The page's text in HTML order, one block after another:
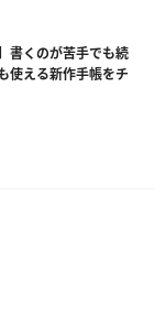
書くのが苦手でも続
使える新作手帳をチ